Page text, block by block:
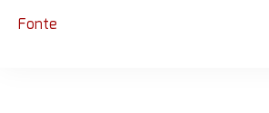
Fonte